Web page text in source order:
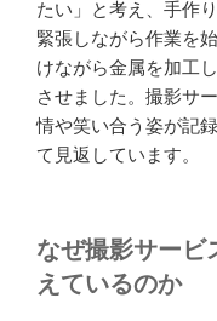
たい」と考え、手作
緊張しながら作業を
けながら金属を加工
させました。撮影サ
情や笑い合う姿が記
て見返しています。
なぜ撮影サービ
えているのか